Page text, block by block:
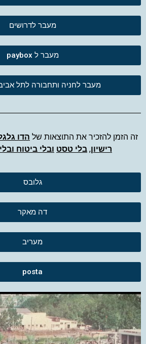
מעבר לדרושים
מעבר ל paybox
מעבר לחניה ותחבורה לתל
זה הזמן להזכיר את התוצאות של הדו
רישיון, בלי טסט ובלי ביטוח
גלובס
דה מאקר
מעריב
posta